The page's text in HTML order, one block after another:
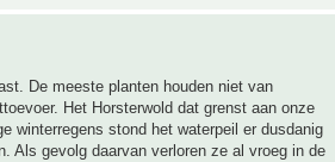
De meeste planten houden niet van
Het Horsterwold dat grenst aan onze
winterregens stond het waterpeil er dusdanig
Als gevolg daarvan verloren ze al vroeg in de